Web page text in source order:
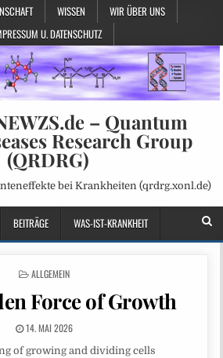
WISSEN
WIR ÜBER UNS
U. DATENSCHUTZ
– Quantum
Research Group
(QRDRG)
bei Krankheiten (qrdrg.xonl.de)
BEITRÄGE WAS-IST-KRANKHEIT
POSTED
ALLGEMEIN
Force of Growth
14. MAI 2026
of growing and dividing cells